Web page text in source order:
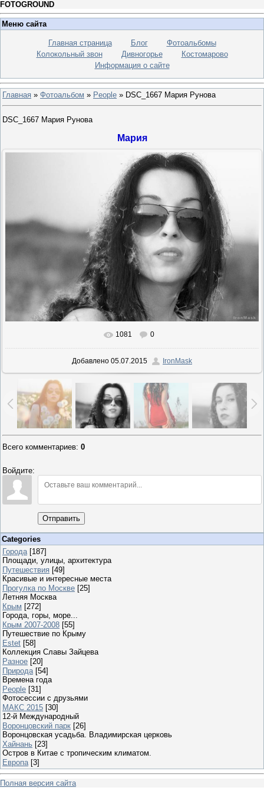
FOTOGROUND
Меню сайта
Главная страница Блог
Фотоальбомы
Колокольный звон
Дивногорье
Костомарово
Информация о сайте
Главная » Фотоальбом » People » DSC_1667 Мария Рунова
DSC_1667 Мария Рунова
Мария
В реальном размере 1000x664
1081 0
Добавлено 05.07.2015 IronMask
Всего комментариев: 0
Войдите:
Отправить
Categories
Города [187]
Площади, улицы, архитектура
Путешествия [49]
Красивые и интересные места
Прогулка по Москве [25]
Летняя Москва
Крым [272]
Города, горы, море...
Крым 2007-2008 [55]
Путешествие по Крыму
Estet [58]
Коллекция Славы Зайцева
Разное [20]
Природа [54]
Времена года
People [31]
Фотосессии с друзьями
МАКС 2015 [30]
12-й Международный
Воронцовский парк [26]
Воронцовская усадьба. Владимирская церковь
Хайнань [23]
Остров в Китае с тропическим климатом.
Европа [3]
Полная версия сайта